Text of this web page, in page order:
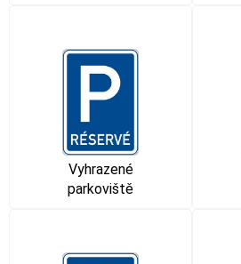
Vyhrazené
parkoviště